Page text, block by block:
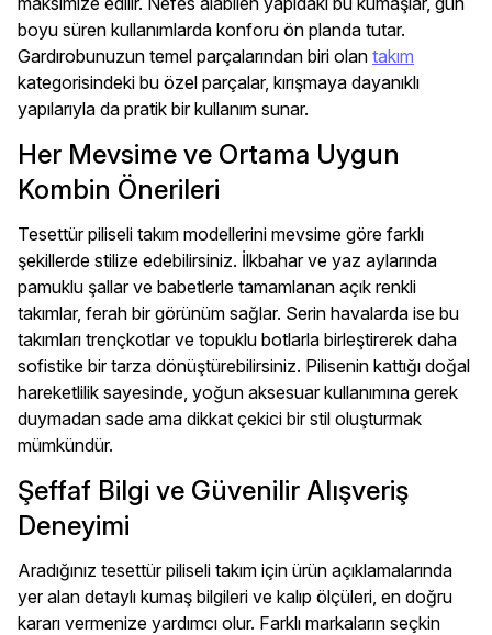
boyu süren kullanımlarda konforu ön planda tutar.
Gardırobunuzun temel parçalarından biri olan takım
kategorisindeki bu özel parçalar, kırışmaya dayanıklı
yapılarıyla da pratik bir kullanım sunar.
Her Mevsime ve Ortama Uygun
Kombin Önerileri
Tesettür piliseli takım modellerini mevsime göre farklı
şekillerde stilize edebilirsiniz. İlkbahar ve yaz aylarında
pamuklu şallar ve babetlerle tamamlanan açık renkli
takımlar, ferah bir görünüm sağlar. Serin havalarda ise bu
takımları trençkotlar ve topuklu botlarla birleştirerek daha
sofistike bir tarza dönüştürebilirsiniz. Pilisenin kattığı doğal
hareketlilik sayesinde, yoğun aksesuar kullanımına gerek
duymadan sade ama dikkat çekici bir stil oluşturmak
mümkündür.
Şeffaf Bilgi ve Güvenilir Alışveriş
Deneyimi
Aradığınız tesettür piliseli takım için ürün açıklamalarında
yer alan detaylı kumaş bilgileri ve kalıp ölçüleri, en doğru
kararı vermenize yardımcı olur. Farklı markaların seçkin